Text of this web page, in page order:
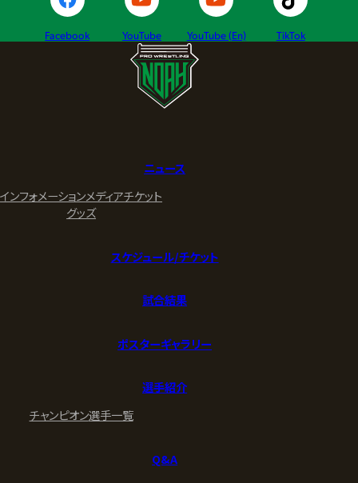
Facebook YouTube YouTube (En) TikTok
ニュース
インフォメーションメディアチケット
グッズ
スケジュール/チケット
試合結果
ポスターギャラリー
選手紹介
チャンピオン選手一覧
Q&A